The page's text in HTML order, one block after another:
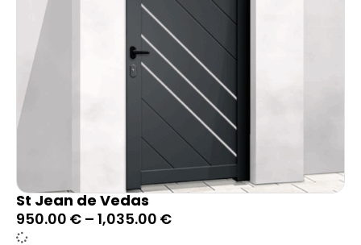
St Jean de Vedas
950.00 € – 1,035.00 €